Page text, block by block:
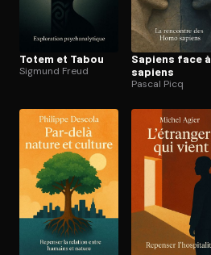
Totem et Tabou
Sigmund Freud
Sapiens face à
sapiens
Pascal Picq